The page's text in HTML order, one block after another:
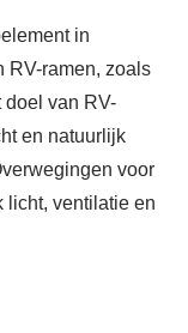
in
RV-ramen, zoals
doel van RV-
en natuurlijk
voor
licht, ventilatie en